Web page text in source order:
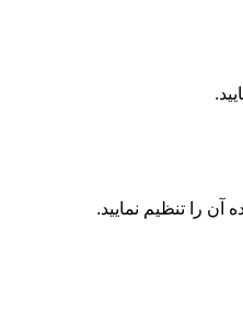
را تنظیم نمایید.